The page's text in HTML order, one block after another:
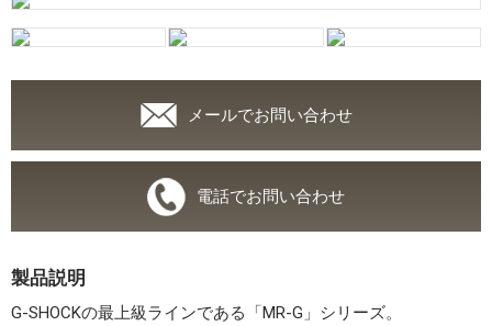
メールでお問い合わせ
電話でお問い合わせ
製品説明
G-SHOCKの最上級ラインである「MR-G」シリーズ。